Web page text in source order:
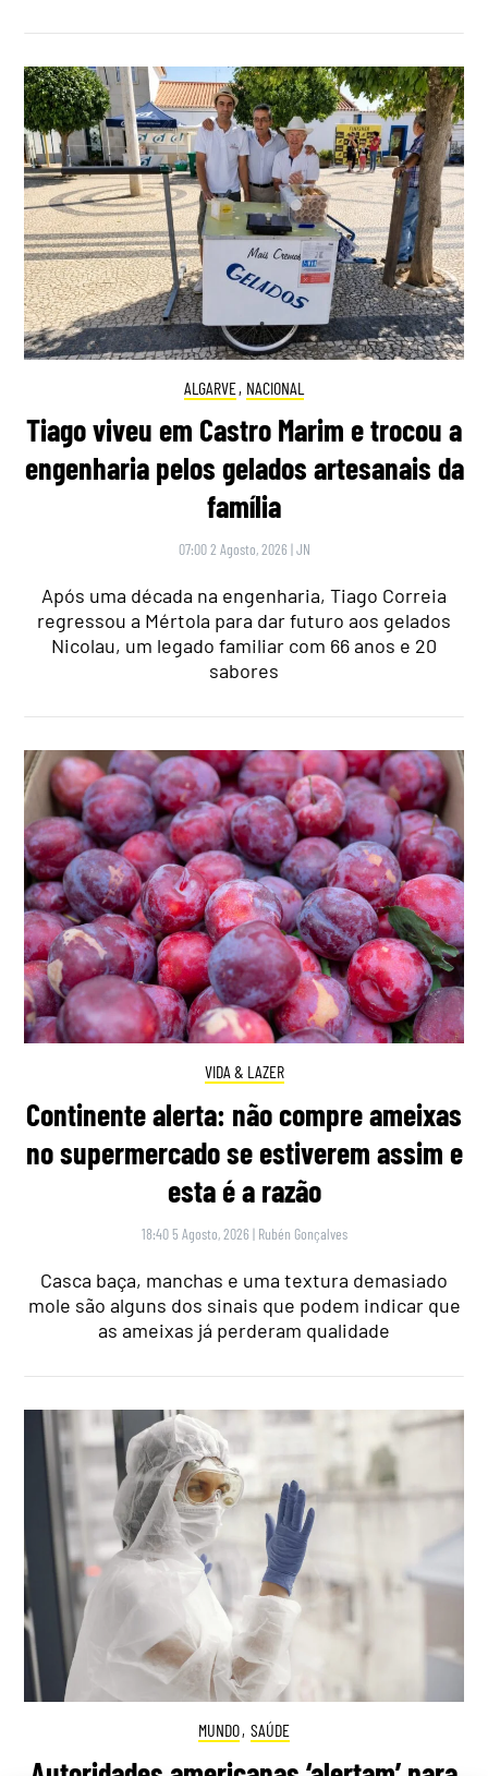
ALGARVE, NACIONAL
Tiago viveu em Castro Marim e trocou a
engenharia pelos gelados artesanais da
família
07:00 2 Agosto, 2026 |JN
Após uma década na engenharia, Tiago Correia
regressou a Mértola para dar futuro aos gelados
Nicolau, um legado familiar com 66 anos e 20
sabores
VIDA & LAZER
Continente alerta: não compre ameixas
no supermercado se estiverem assim e
esta é a razão
18:40 5 Agosto, 2026 | Rubén Gonçalves
Casca baça, manchas e uma textura demasiado
mole são alguns dos sinais que podem indicar que
as ameixas já perderam qualidade
MUNDO, SAÚDE